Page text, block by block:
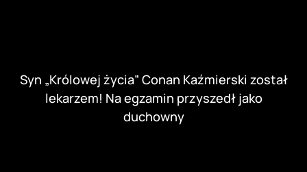
Syn „Królowej życia” Conan Kaźmierski został
lekarzem! Na egzamin przyszedł jako
duchowny